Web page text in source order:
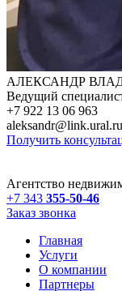
АЛЕКСАНДР
Ведущий
+7 922 13 06 963
aleksandr@link.ural.ru
Получить
Агентство
+7 343 355-50-46
Заказ звонка
Главная
Услуги
О компании
Партнеры